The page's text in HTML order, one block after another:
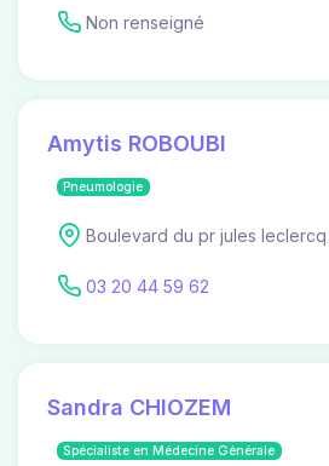
Non renseigné
Amytis ROBOUBI
Pneumologie
Boulevard du pr jules leclercq
03 20 44 59 62
Sandra CHIOZEM
Spécialiste en Médecine Générale